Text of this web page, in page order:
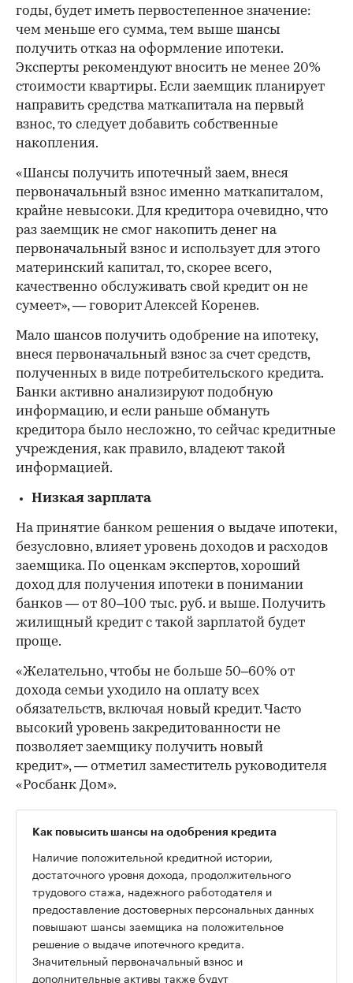
годы, будет иметь первостепенное значение:
чем меньше его сумма, тем выше шансы
получить отказ на оформление ипотеки.
Эксперты рекомендуют вносить не менее 20%
стоимости квартиры. Если заемщик планирует
направить средства маткапитала на первый
взнос, то следует добавить собственные
накопления.
«Шансы получить ипотечный заем, внеся
первоначальный взнос именно маткапиталом,
крайне невысоки. Для кредитора очевидно, что
раз заемщик не смог накопить денег на
первоначальный взнос и использует для этого
материнский капитал, то, скорее всего,
качественно обслуживать свой кредит он не
сумеет», — говорит Алексей Коренев.
Мало шансов получить одобрение на ипотеку,
внеся первоначальный взнос за счет средств,
полученных в виде потребительского кредита.
Банки активно анализируют подобную
информацию, и если раньше обмануть
кредитора было несложно, то сейчас кредитные
учреждения, как правило, владеют такой
информацией.
Низкая зарплата
На принятие банком решения о выдаче ипотеки,
безусловно, влияет уровень доходов и расходов
заемщика. По оценкам экспертов, хороший
доход для получения ипотеки в понимании
банков — от 80–100 тыс. руб. и выше. Получить
жилищный кредит с такой зарплатой будет
проще.
«Желательно, чтобы не больше 50–60% от
дохода семьи уходило на оплату всех
обязательств, включая новый кредит. Часто
высокий уровень закредитованности не
позволяет заемщику получить новый
кредит», — отметил заместитель руководителя
«Росбанк Дом».
Как повысить шансы на одобрения кредита
Наличие положительной кредитной истории,
достаточного уровня дохода, продолжительного
трудового стажа, надежного работодателя и
предоставление достоверных персональных данных
повышают шансы заемщика на положительное
решение о выдаче ипотечного кредита.
Значительный первоначальный взнос и
дополнительные активы также будут